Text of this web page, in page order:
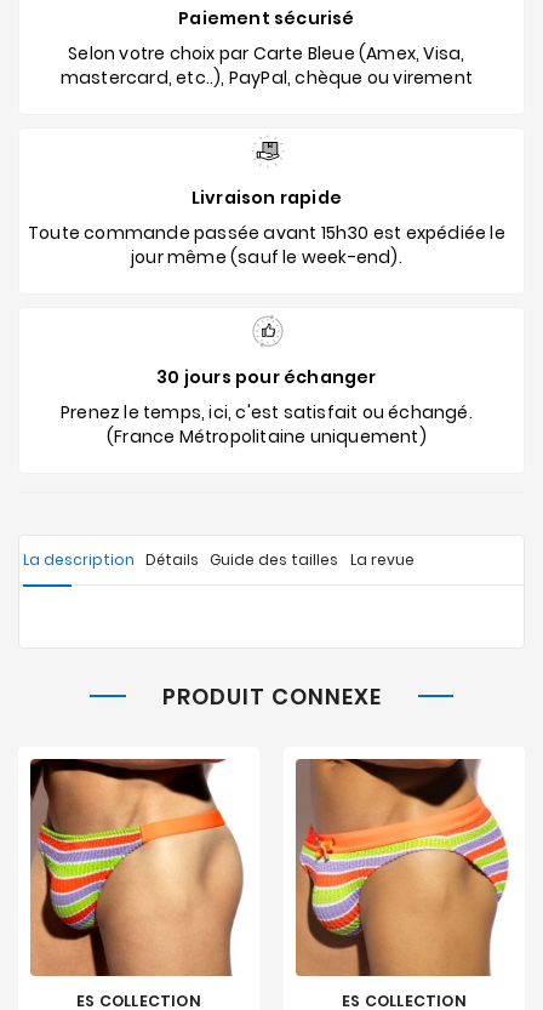
Paiement sécurisé
Selon votre choix par Carte Bleue (Amex, Visa,
mastercard, etc..), PayPal, chèque ou virement
Livraison rapide
Toute commande passée avant 15h30 est expédiée le
jour même (sauf le week-end).
30 jours pour échanger
Prenez le temps, ici, c'est satisfait ou échangé.
(France Métropolitaine uniquement)
La description Détails Guide des tailles La revue
PRODUIT CONNEXE
ES COLLECTION ES COLLECTION